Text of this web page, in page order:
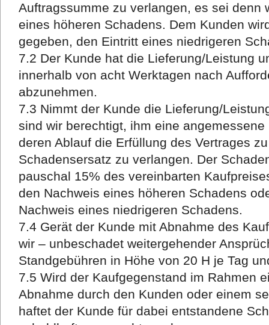
Auftragssumme zu verlangen, es sei denn
eines höheren Schadens. Dem Kunden
gegeben, den Eintritt eines niedrigeren
7.2 Der Kunde hat die Lieferung/Leistung
innerhalb von acht Werktagen nach
abzunehmen.
7.3 Nimmt der Kunde die Lieferung/
sind wir berechtigt, ihm eine
deren Ablauf die Erfüllung des Vertrages
Schadensersatz zu verlangen. Der
pauschal 15% des vereinbarten
den Nachweis eines höheren Schadens
Nachweis eines niedrigeren Schadens.
7.4 Gerät der Kunde mit Abnahme des
wir – unbeschadet weitergehender
Standgebühren in Höhe von 20 H je Tag
7.5 Wird der Kaufgegenstand im Rahmen
Abnahme durch den Kunden oder einem
haftet der Kunde für dabei entstandene